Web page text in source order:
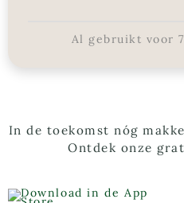
Al gebruikt voor
In de toekomst nóg
Ontdek onze